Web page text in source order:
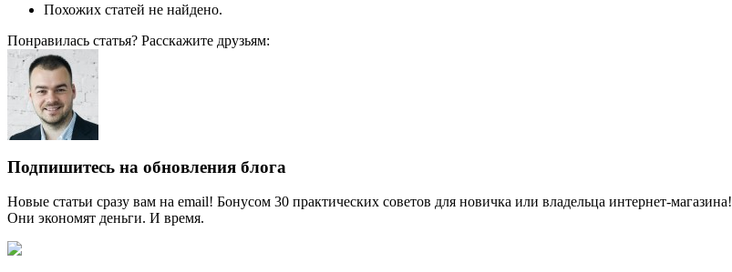
Похожих статей не найдено.
Понравилась статья? Расскажите друзьям:
Подпишитесь на обновления блога
Новые статьи сразу вам на email! Бонусом 30 практических советов для новичка или владельца интернет-магазина!
Они экономят деньги. И время.